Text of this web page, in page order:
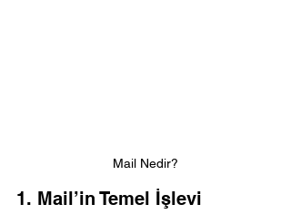
Mail Nedir?
1. Mail’in Temel İşlevi